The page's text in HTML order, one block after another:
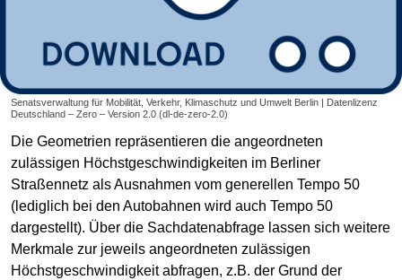
Senatsverwaltung für Mobilität, Verkehr, Klimaschutz und Umwelt Berlin | Datenlizenz
Deutschland – Zero – Version 2.0 (dl-de-zero-2.0)
Die Geometrien repräsentieren die angeordneten
zulässigen Höchstgeschwindigkeiten im Berliner
Straßennetz als Ausnahmen vom generellen Tempo 50
(lediglich bei den Autobahnen wird auch Tempo 50
dargestellt). Über die Sachdatenabfrage lassen sich weitere
Merkmale zur jeweils angeordneten zulässigen
Höchstgeschwindigkeit abfragen, z.B. der Grund der